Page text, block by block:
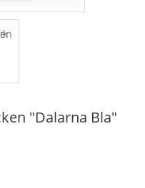
"Dalarna Bla"